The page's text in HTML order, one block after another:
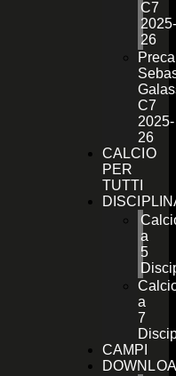
C7
2025-
26
C7
2025-
26
CALCIO
PER
TUTTI
a
5
a
7
CAMPI